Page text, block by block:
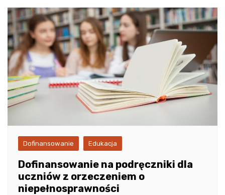
Dofinansowanie Edukacja
Dofinansowanie na podręczniki dla
uczniów z orzeczeniem o
niepełnosprawności